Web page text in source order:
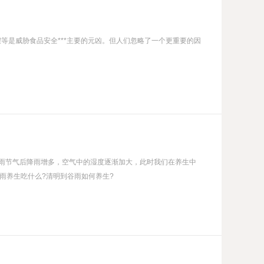
是威胁食品安全***主要的元凶。但人们忽略了一个更重要的因
气后降雨增多，空气中的湿度逐渐加大，此时我们在养生中
养生吃什么?清明到谷雨如何养生?